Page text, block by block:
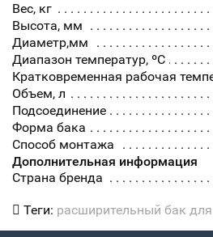
Вес, кг
Высота, мм
Диаметр,мм
Диапазон температур, ºC
Кратковременная рабочая
Объем, л
Подсоединение
Форма бака
Способ монтажа
Дополнительная информация
Страна бренда
Теги: расширительный бак